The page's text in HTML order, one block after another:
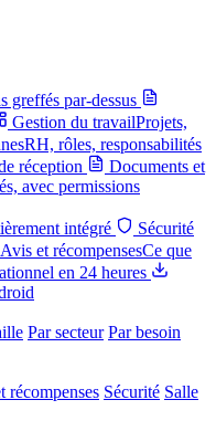
greffés par-dessus
Gestion du travailProjets,
RH, rôles, responsabilités
réception
Documents et
avec permissions
intégré
Sécurité
Avis et récompensesCe que
en 24 heures
Par secteur Par besoin
récompenses Sécurité Salle